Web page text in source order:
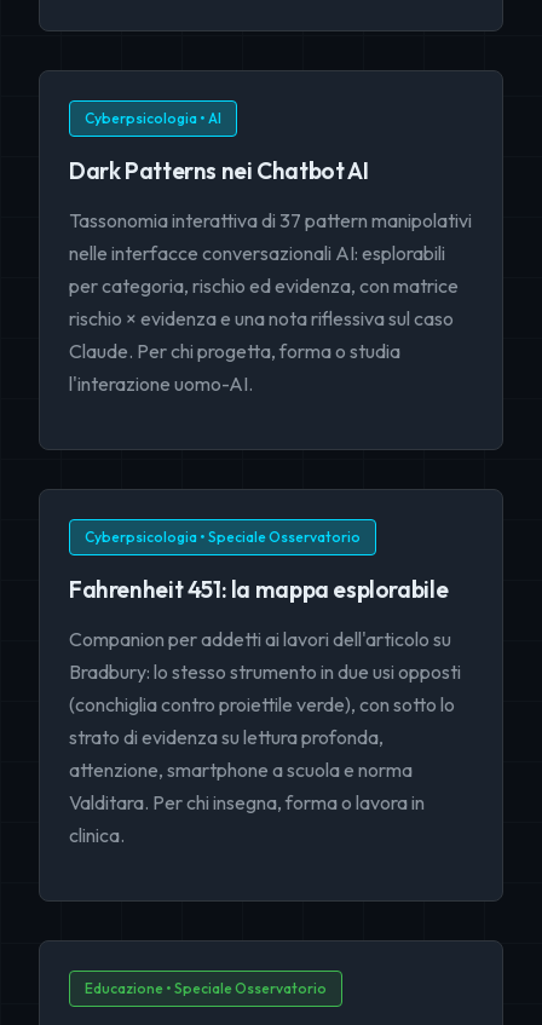
Cyberpsicologia • AI
Dark Patterns nei Chatbot AI
Tassonomia interattiva di 37 pattern manipolativi
nelle interfacce conversazionali AI: esplorabili
per categoria, rischio ed evidenza, con matrice
rischio × evidenza e una nota riflessiva sul caso
Claude. Per chi progetta, forma o studia
l'interazione uomo-AI.
Cyberpsicologia • Speciale Osservatorio
Fahrenheit 451: la mappa esplorabile
Companion per addetti ai lavori dell'articolo su
Bradbury: lo stesso strumento in due usi opposti
(conchiglia contro proiettile verde), con sotto lo
strato di evidenza su lettura profonda,
attenzione, smartphone a scuola e norma
Valditara. Per chi insegna, forma o lavora in
clinica.
Educazione • Speciale Osservatorio